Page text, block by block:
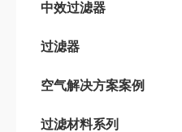
中效过滤器
过滤器
空气解决方案案例
过滤材料系列